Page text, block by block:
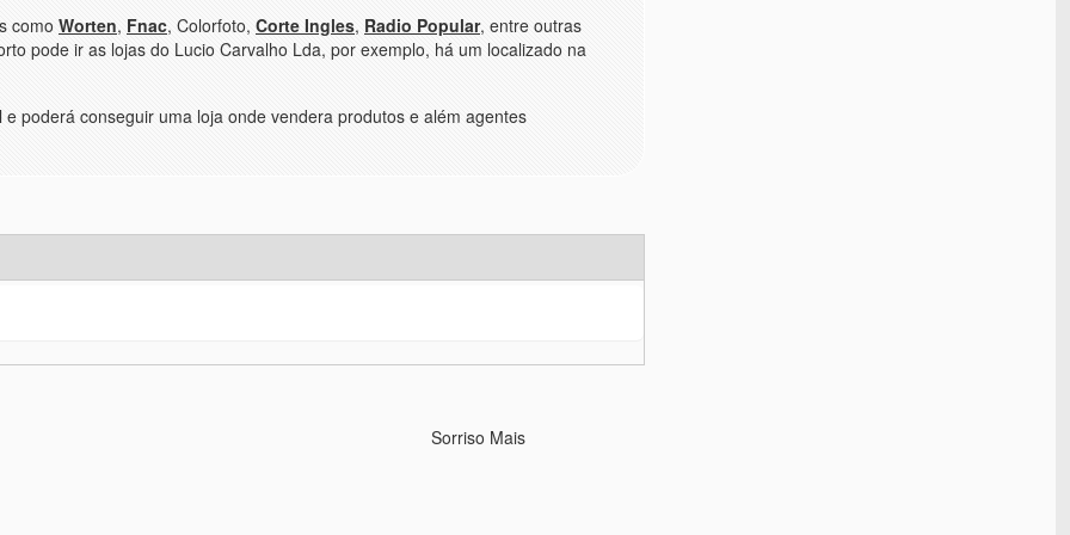
como Worten, Fnac, Colorfoto, Corte Ingles, Radio Popular, entre outras
pode ir as lojas do Lucio Carvalho Lda, por exemplo, há um localizado na
poderá conseguir uma loja onde vendera produtos e além agentes
Sorriso Mais